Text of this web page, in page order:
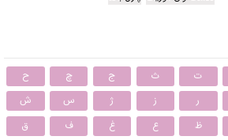
ت ث ج چ
ح
ر ز ژ س
ش
ظ ع غ ف
ق